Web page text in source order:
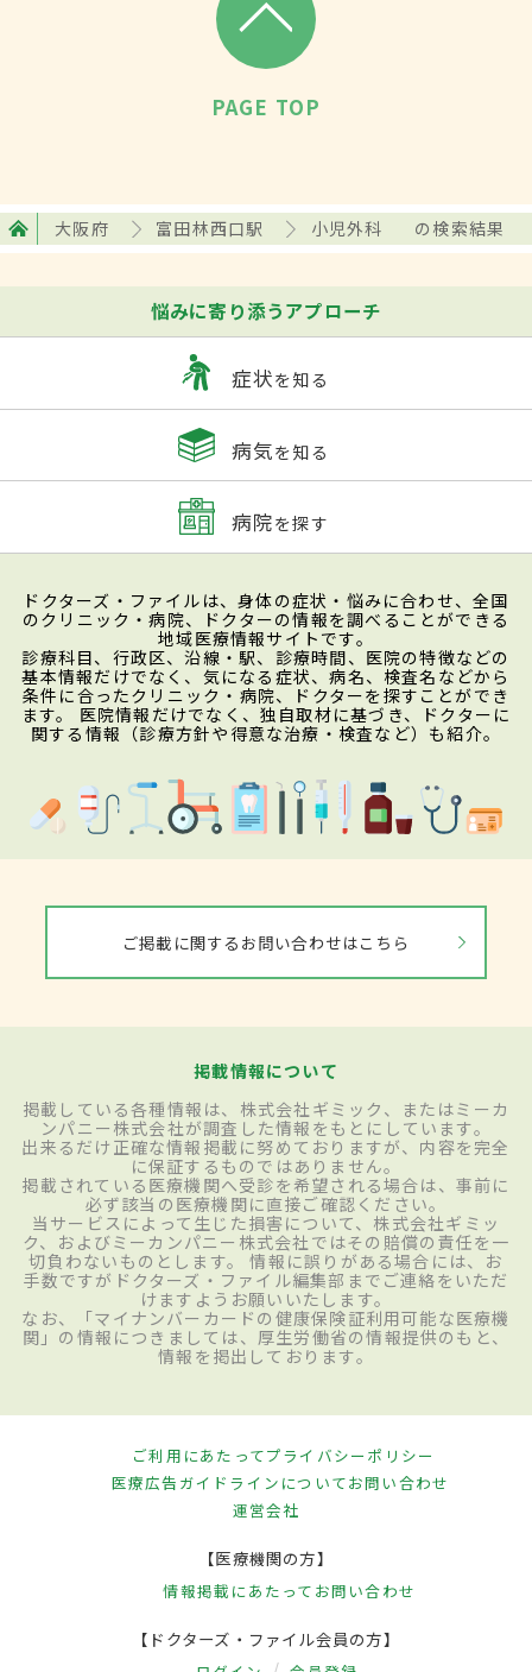
PAGE TOP
大阪府 富田林西口駅 小児外科 の検索結果
悩みに寄り添うアプローチ
症状を知る
病気を知る
病院を探す
ドクターズ・ファイルは、身体の症状・悩みに合わせ、全国
のクリニック・病院、ドクターの情報を調べることができる
地域医療情報サイトです。
診療科目、行政区、沿線・駅、診療時間、医院の特徴などの
基本情報だけでなく、気になる症状、病名、検査名などから
条件に合ったクリニック・病院、ドクターを探すことができ
ます。 医院情報だけでなく、独自取材に基づき、ドクターに
関する情報（診療方針や得意な治療・検査など）も紹介。
ご掲載に関するお問い合わせはこちら
掲載情報について
掲載している各種情報は、株式会社ギミック、またはミーカ
ンパニー株式会社が調査した情報をもとにしています。
出来るだけ正確な情報掲載に努めておりますが、内容を完全
に保証するものではありません。
掲載されている医療機関へ受診を希望される場合は、事前に
必ず該当の医療機関に直接ご確認ください。
当サービスによって生じた損害について、株式会社ギミッ
ク、およびミーカンパニー株式会社ではその賠償の責任を一
切負わないものとします。 情報に誤りがある場合には、お
手数ですがドクターズ・ファイル編集部までご連絡をいただ
けますようお願いいたします。
なお、「マイナンバーカードの健康保険証利用可能な医療機
関」の情報につきましては、厚生労働省の情報提供のもと、
情報を掲出しております。
ご利用にあたってプライバシーポリシー
医療広告ガイドラインについてお問い合わせ
運営会社
【医療機関の方】
情報掲載にあたって お問い合わせ
【ドクターズ・ファイル会員の方】